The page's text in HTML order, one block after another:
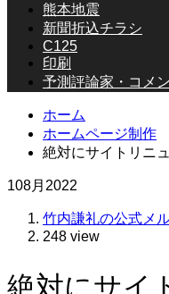
熊本地震
新聞折込チラシ
C125
印刷
予測評論家・コメ
ホーム
ホームページ制作
絶対にサイトリニ
108月 2022
竹内謙礼の公式メ
248 view
絶対にサイ